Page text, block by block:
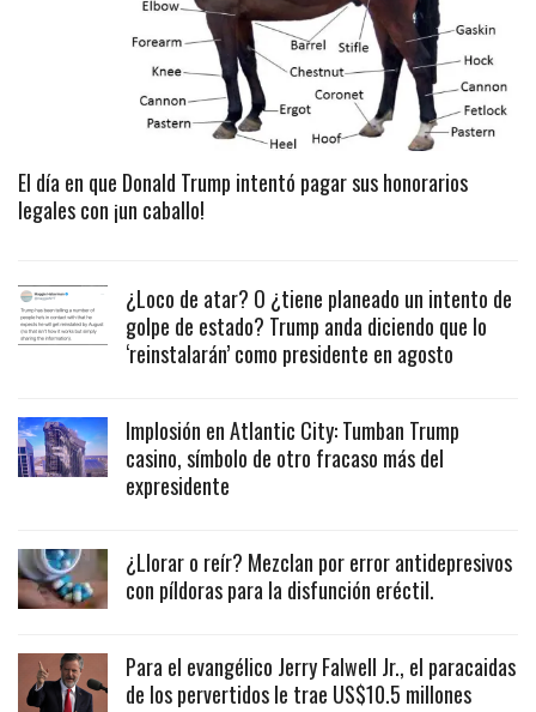
El día en que Donald Trump intentó pagar sus honorarios
legales con ¡un caballo!
¿Loco de atar? O ¿tiene planeado un intento de
golpe de estado? Trump anda diciendo que lo
‘reinstalarán’ como presidente en agosto
Implosión en Atlantic City: Tumban Trump
casino, símbolo de otro fracaso más del
expresidente
¿Llorar o reír? Mezclan por error antidepresivos
con píldoras para la disfunción eréctil.
Para el evangélico Jerry Falwell Jr., el paracaidas
de los pervertidos le trae US$10.5 millones